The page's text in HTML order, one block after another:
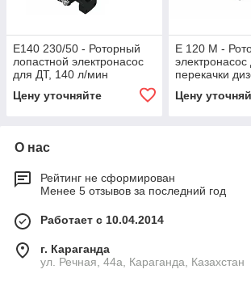
E140 230/50 - Роторный
лопастной электронасос
для ДТ, 140 л/мин
Цену уточняйте
E 120 М -
электронасос
перекачки
Цену
О нас
Рейтинг не сформирован
Менее 5 отзывов за последний год
Работает с 10.04.2014
г. Караганда
ул. Речная, 44а, Караганда, Казахстан